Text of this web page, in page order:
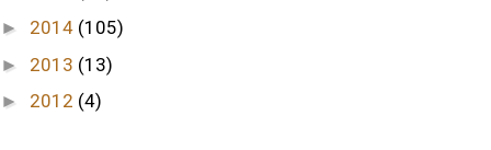
► 2014 (105)
► 2013 (13)
► 2012 (4)